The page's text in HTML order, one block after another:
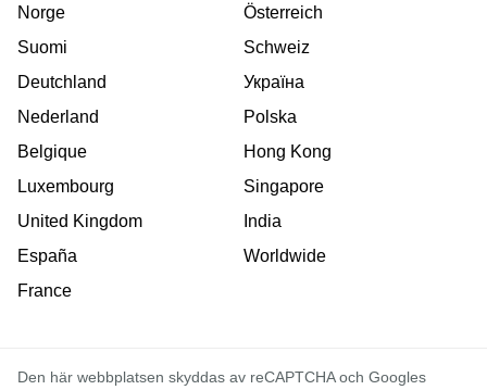
Norge
Suomi
Deutchland
Nederland
Belgique
Luxembourg
United Kingdom
España
France
Österreich
Schweiz
Україна
Polska
Hong Kong
Singapore
India
Worldwide
Den här webbplatsen skyddas av reCAPTCHA och Googles